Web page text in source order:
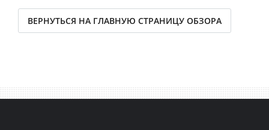
ВЕРНУТЬСЯ НА ГЛАВНУЮ СТРАНИЦУ ОБЗОРА